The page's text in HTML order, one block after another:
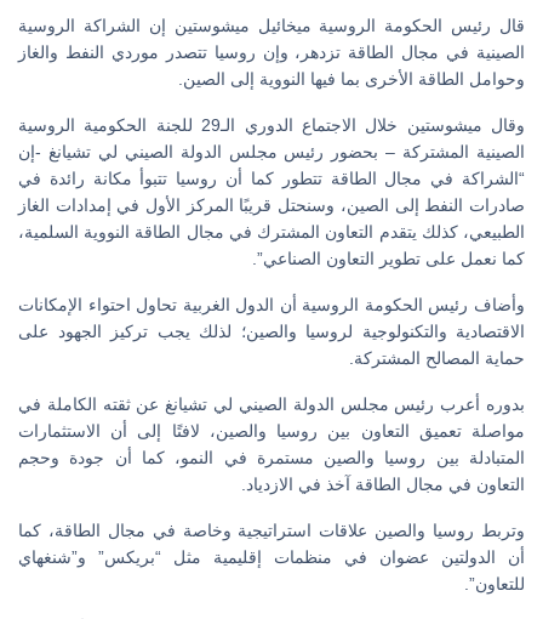
قال رئيس الحكومة الروسية ميخائيل ميشوستين إن الشراكة الروسية
الصينية في مجال الطاقة تزدهر، وإن روسيا تتصدر موردي النفط والغاز
وحوامل الطاقة الأخرى بما فيها النووية إلى الصين.
وقال ميشوستين خلال الاجتماع الدوري الـ29 للجنة الحكومية الروسية
الصينية المشتركة – بحضور رئيس مجلس الدولة الصيني لي تشيانغ -إن
“الشراكة في مجال الطاقة تتطور كما أن روسيا تتبوأ مكانة رائدة في
صادرات النفط إلى الصين، وسنحتل قريبًا المركز الأول في إمدادات الغاز
الطبيعي، كذلك يتقدم التعاون المشترك في مجال الطاقة النووية السلمية،
كما نعمل على تطوير التعاون الصناعي”.
وأضاف رئيس الحكومة الروسية أن الدول الغربية تحاول احتواء الإمكانات
الاقتصادية والتكنولوجية لروسيا والصين؛ لذلك يجب تركيز الجهود على
حماية المصالح المشتركة.
بدوره أعرب رئيس مجلس الدولة الصيني لي تشيانغ عن ثقته الكاملة في
مواصلة تعميق التعاون بين روسيا والصين، لافتًا إلى أن الاستثمارات
المتبادلة بين روسيا والصين مستمرة في النمو، كما أن جودة وحجم
التعاون في مجال الطاقة آخذ في الازدياد.
وتربط روسيا والصين علاقات استراتيجية وخاصة في مجال الطاقة، كما
أن الدولتين عضوان في منظمات إقليمية مثل “بريكس” و”شنغهاي
للتعاون”.